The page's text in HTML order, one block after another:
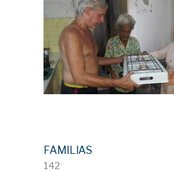
FAMILIAS
142